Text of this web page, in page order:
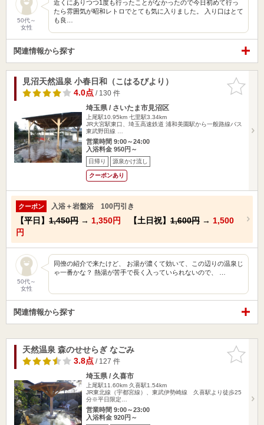
50代～
女性
近くにありつつ1度も行ったことがなかったので今日初めて行っ
たら雰囲気が昭和レトロでとても気に入りました。 入り口はとて
も良…
関連情報から探す
お気に入
りに追加
見沼天然温泉 小春日和（こはるびより）
4.0点/ 130 件
埼玉県 / さいたま市見沼区
上尾駅10.95km 七里駅3.34km
JR大宮駅東口、埼玉高速鉄道 浦和美園駅から一般路線バス
東武野田線 …
営業時間 9:00～24:00
入浴料金 950円～
日帰り 源泉かけ流し
クーポンあり
クーポン 入浴＋岩盤浴 100円引き
【平日】 1,450円 → 1,350円 【土日祝】 1,600円 → 1,500
円
50代～
女性
同僚の紹介で来たけど、 お湯が濃くて効いて、この辺りの温泉じ
ゃ一番かな？ 熱湯が苦手で長く入っていられないので、 …
関連情報から探す
お気に入
りに追加
天然温泉 森のせせらぎ なごみ
3.8点/ 127 件
埼玉県 / 久喜市
上尾駅11.60km 久喜駅1.54km
JR東北線（宇都宮線）、東武伊勢崎線 久喜駅より徒歩25
分※平日限定…
営業時間 9:00～23:00
入浴料金 920円～